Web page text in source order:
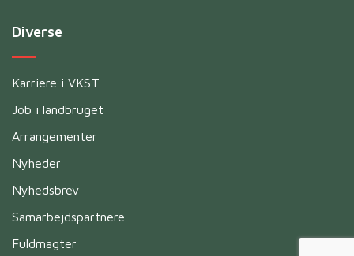
Diverse
Karriere i VKST
Job i landbruget
Arrangementer
Nyheder
Nyhedsbrev
Samarbejdspartnere
Fuldmagter